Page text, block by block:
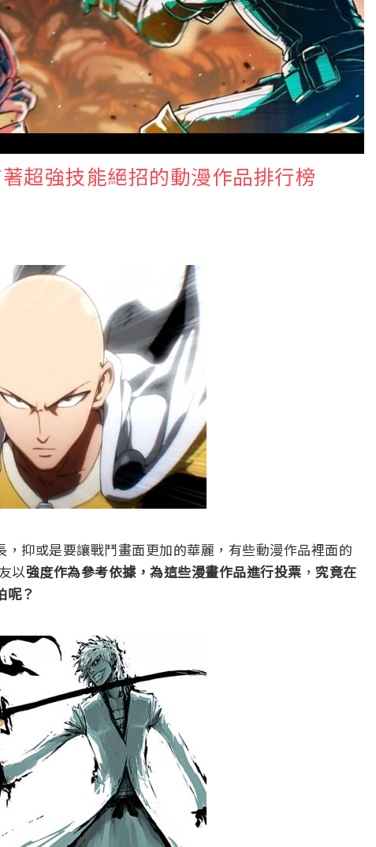
超強技能絕招的動漫作品排行榜
抑或是要讓戰鬥畫面更加的華麗，有些動漫作品裡面的
以強度作為參考依據，為這些漫畫作品進行投票 ， 究竟在
呢？